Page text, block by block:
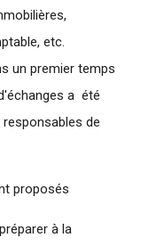
etc.
un premier temps
a été
de
proposés
à la